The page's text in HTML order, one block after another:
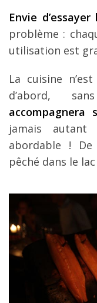
Envie
problème :
utilisation est
La cuisine
d’abord,
accompagnera
jamais
abordable !
pêché dans le